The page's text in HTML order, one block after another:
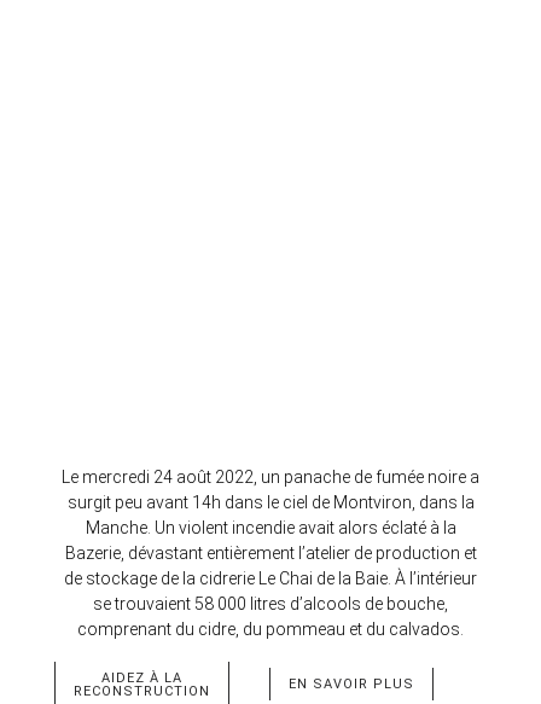
Le mercredi 24 août 2022, un panache de fumée noire a
surgit peu avant 14h dans le ciel de Montviron, dans la
Manche. Un violent incendie avait alors éclaté à la
Bazerie, dévastant entièrement l’atelier de production et
de stockage de la cidrerie Le Chai de la Baie. À l’intérieur
se trouvaient 58 000 litres d’alcools de bouche,
comprenant du cidre, du pommeau et du calvados.
EN SAVOIR PLUS
AIDEZ À LA
RECONSTRUCTION